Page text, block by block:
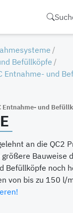
Befüllköpfe
Entnahme- und
Entnahme- und
an die QC2
Bauweise
Befüllköpfe noch
von bis zu 150 l/